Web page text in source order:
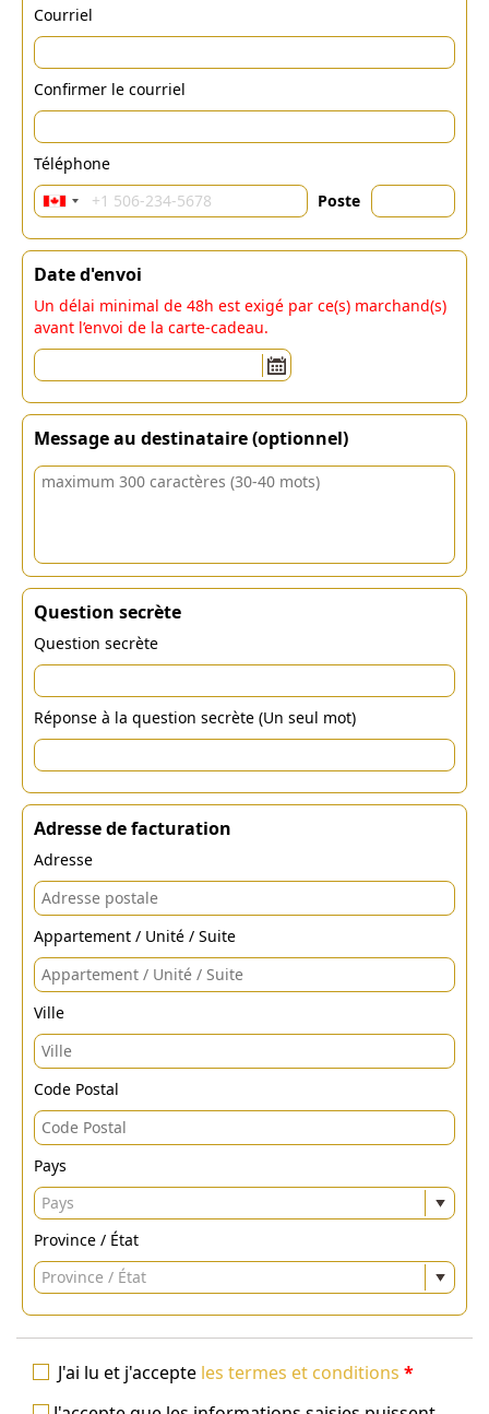
Courriel
Confirmer le courriel
Téléphone
Poste
Date d'envoi
Un délai minimal de 48h est exigé par ce(s) marchand(s)
avant l’envoi de la carte-cadeau.
Message au destinataire (optionnel)
Question secrète
Question secrète
Réponse à la question secrète (Un seul mot)
Adresse de facturation
Adresse
Appartement / Unité / Suite
Ville
Code Postal
Pays
Pays
Province / État
Province / État
J'ai lu et j'accepte les termes et conditions *